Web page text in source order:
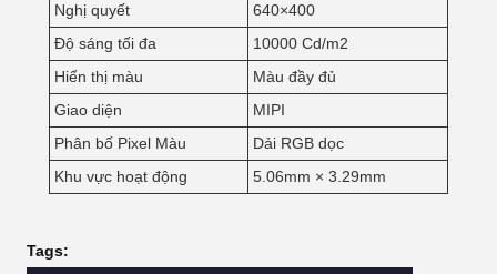
Nghị quyết
640×400
Độ sáng tối đa
10000 Cd/m2
Hiển thị màu
Màu đầy đủ
Giao diện
MIPI
Phân bố Pixel Màu
Dải RGB dọc
Khu vực hoạt động
5.06mm × 3.29mm
Tags: